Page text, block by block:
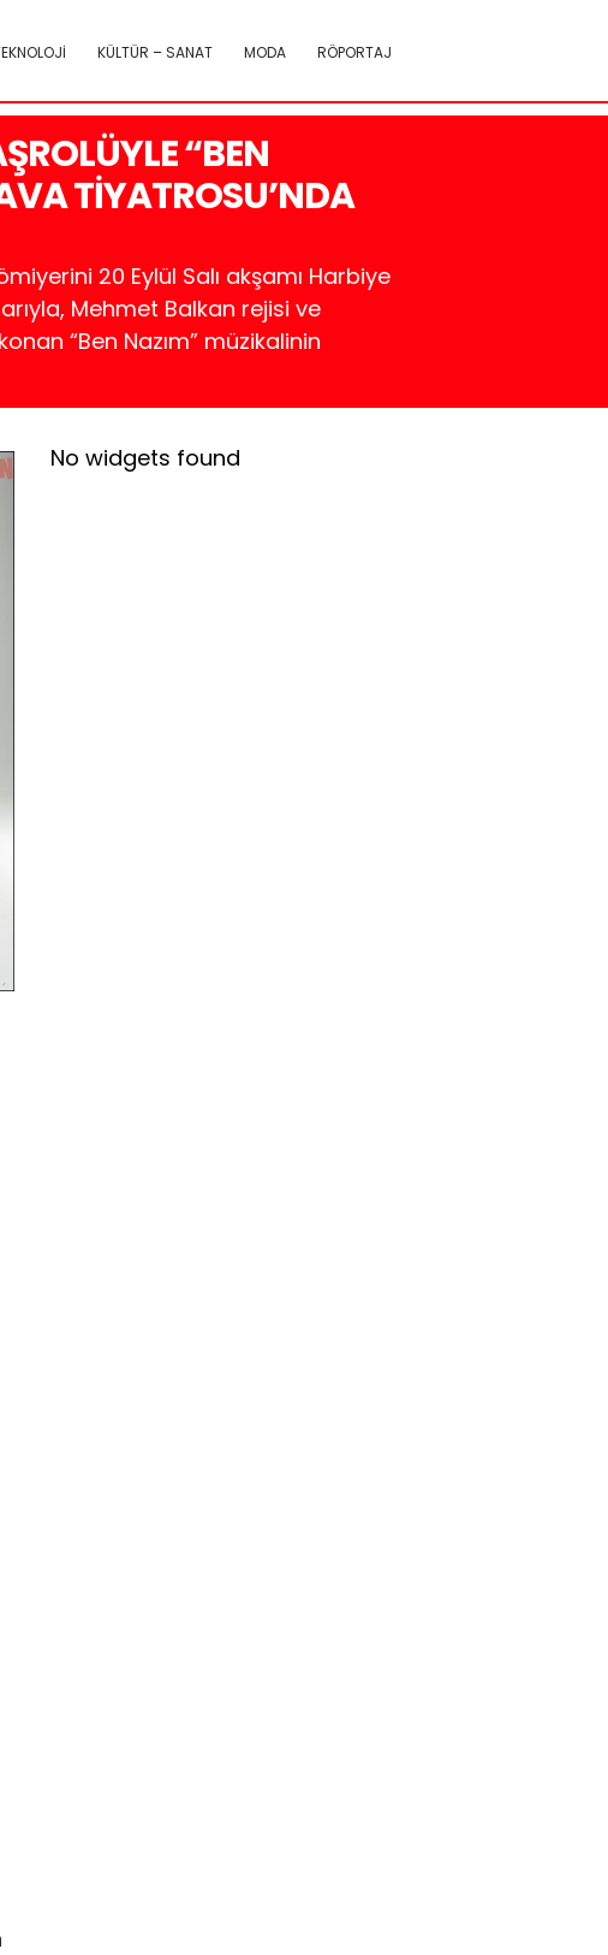
KÜLTÜR – SANAT MODA RÖPORTAJ
“BEN
TİYATROSU’NDA
20 Eylül Salı akşamı Harbiye
Mehmet Balkan rejisi ve
“Ben Nazım” müzikalinin
No widgets found